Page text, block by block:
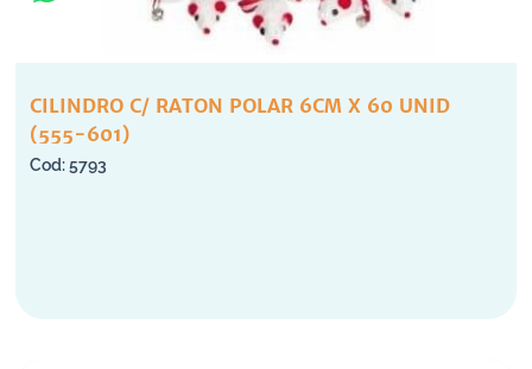
CILINDRO C/ RATON POLAR 6CM X 60 UNID
(555-601)
5793